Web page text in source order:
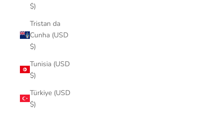
$)
Tristan da
Cunha (USD
$)
Tunisia (USD
$)
Türkiye (USD
$)